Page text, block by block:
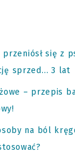
się z
sprzed… 3 lat
– przepis
na ból